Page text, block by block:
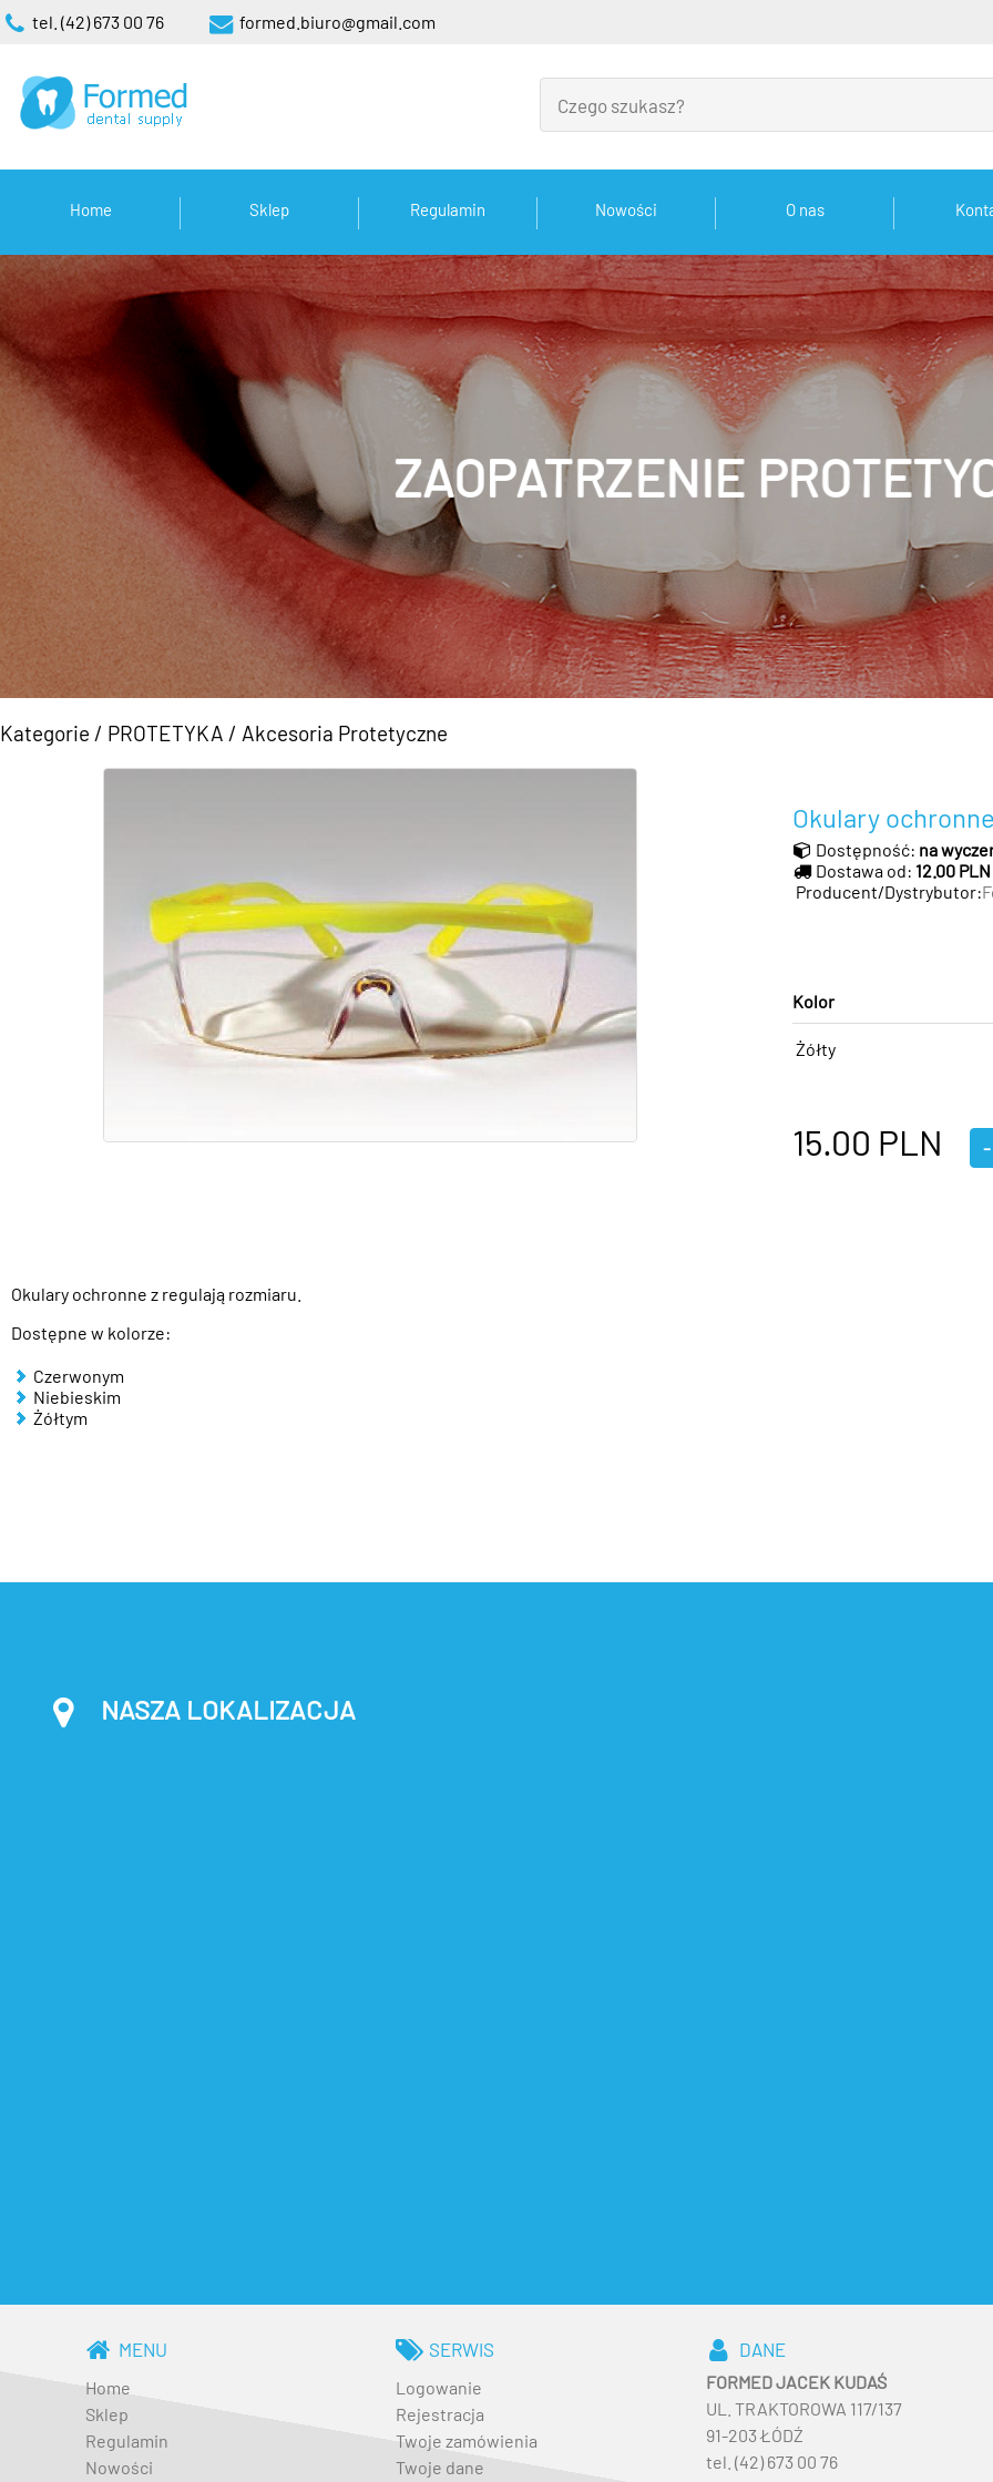
tel. (42) 673 00 76 formed.biuro@gmail.com
Home Sklep Regulamin Nowości O nas
ZAOPATRZENIE
Kategorie / PROTETYKA / Akcesoria Protetyczne
Okulary
Dostępność: na
Dostawa od: 12.00 PLN
Producent/Dystrybutor:
Kolor
Żółty
15.00 PLN
Okulary ochronne z regulają rozmiaru.
Dostępne w kolorze:
Czerwonym
Niebieskim
Żółtym
NASZA LOKALIZACJA
MENU
Home
Sklep
Regulamin
Nowości
SERWIS
Logowanie
Rejestracja
Twoje zamówienia
Twoje dane
DANE
FORMED JACEK KUDAŚ
UL. TRAKTOROWA 117/137
91-203 ŁÓDŹ
tel. (42) 673 00 76